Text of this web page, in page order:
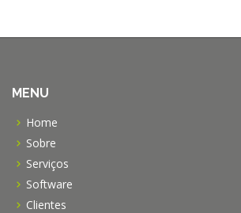
MENU
Home
Sobre
Serviços
Software
Clientes